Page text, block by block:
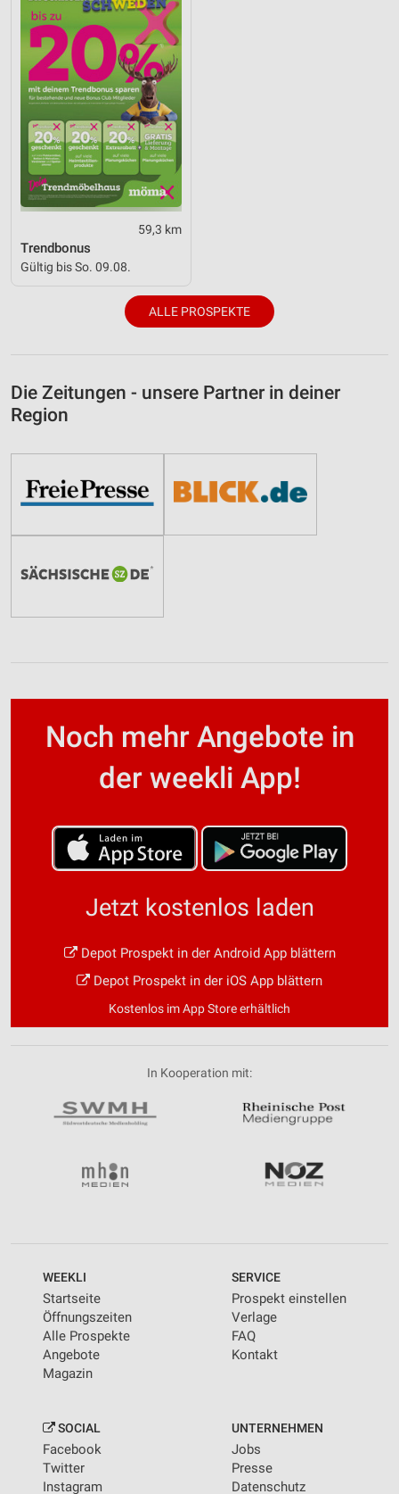
59,3 km
Trendbonus
Gültig bis So. 09.08.
ALLE PROSPEKTE
Die Zeitungen - unsere Partner in deiner
Region
Noch mehr Angebote in
der weekli App!
Jetzt kostenlos laden
Depot Prospekt in der Android App blättern
Depot Prospekt in der iOS App blättern
Kostenlos im App Store erhältlich
In Kooperation mit:
WEEKLI
Startseite
Öffnungszeiten
Alle Prospekte
Angebote
Magazin
SERVICE
Prospekt einstellen
Verlage
FAQ
Kontakt
SOCIAL
Facebook
Twitter
Instagram
UNTERNEHMEN
Jobs
Presse
Datenschutz